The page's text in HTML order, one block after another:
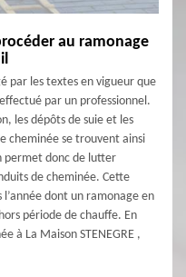
au ramonage
par les textes en vigueur que
par un professionnel.
les dépôts de suie et les
cheminée se trouvent ainsi
permet donc de lutter
de cheminée. Cette
dont un ramonage en
période de chauffe. En
à La Maison STENEGRE ,